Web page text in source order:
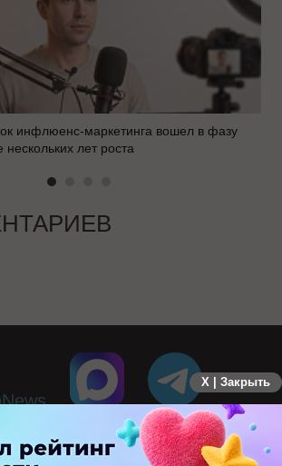
инфлюенс-маркетинга вошел в фазу
нескольких лет роста
X | Закрыть
НА ПОЛНУЮ ВЕРСИЮ